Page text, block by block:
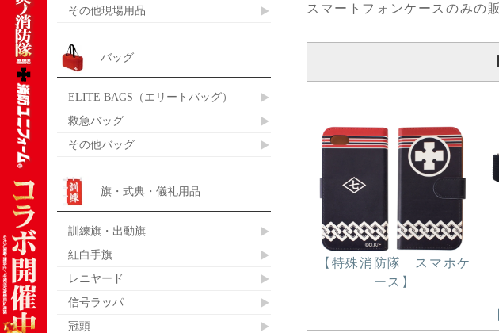
スマートフォンケースのみの
【特殊消防隊 スマホケ
ース】
その他現場用品
バッグ
ELITE BAGS（エリートバッグ）
救急バッグ
その他バッグ
旗・式典・儀礼用品
訓練旗・出動旗
紅白手旗
レニヤード
信号ラッパ
冠頭